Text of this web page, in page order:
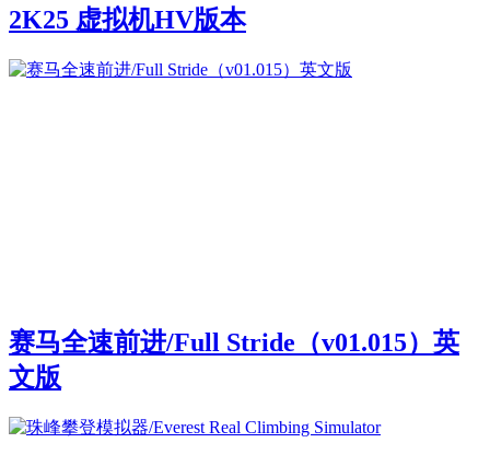
2K25 虚拟机HV版本
赛马全速前进/Full Stride（v01.015）英
文版